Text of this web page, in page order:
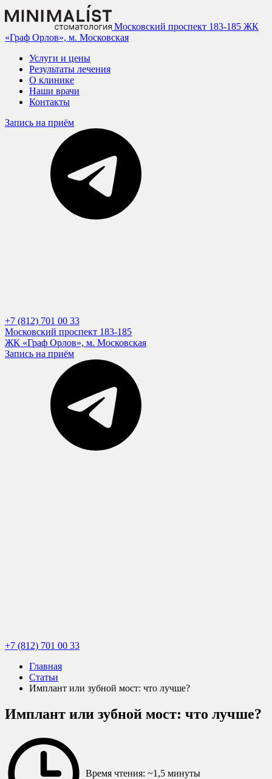
Московский проспект 183-185 ЖК
«Граф Орлов», м. Московская
Услуги и цены
Результаты лечения
О клинике
Наши врачи
Контакты
Запись на приём
+7 (812) 701 00 33
Московский проспект 183-185
ЖК «Граф Орлов», м. Московская
Запись на приём
+7 (812) 701 00 33
Главная
Статьи
Имплант или зубной мост: что лучше?
Имплант или зубной мост: что лучше?
Время чтения: ~1,5 минуты